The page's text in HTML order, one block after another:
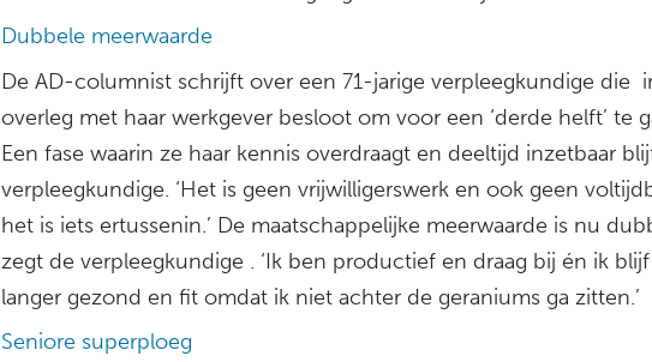
Dubbele meerwaarde
De AD-columnist schrijft over een 71-jarige verpleegkundige die
overleg met haar werkgever besloot om voor een ‘derde helft’ te
Een fase waarin ze haar kennis overdraagt en deeltijd inzetbaar
verpleegkundige. ‘Het is geen vrijwilligerswerk en ook geen
het is iets ertussenin.’ De maatschappelijke meerwaarde is nu
zegt de verpleegkundige . ‘Ik ben productief en draag bij én ik
langer gezond en fit omdat ik niet achter de geraniums ga zitten.’
Seniore superploeg